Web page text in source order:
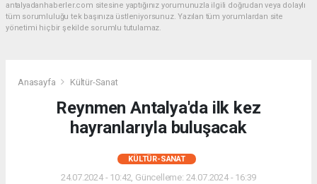
antalyadanhaberler.com sitesine yaptığınız yorumunuzla ilgili doğrudan veya dolaylı
tüm sorumluluğu tek başınıza üstleniyorsunuz. Yazılan tüm yorumlardan site
yönetimi hiçbir şekilde sorumlu tutulamaz.
Anasayfa Kültür-Sanat
Reynmen Antalya'da ilk kez
hayranlarıyla buluşacak
KÜLTÜR-SANAT
24.07.2024 - 10:42, Güncelleme: 24.07.2024 - 16:39